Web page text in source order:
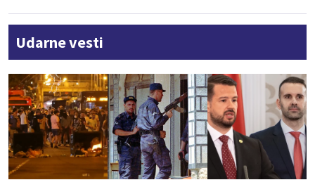
Udarne vesti